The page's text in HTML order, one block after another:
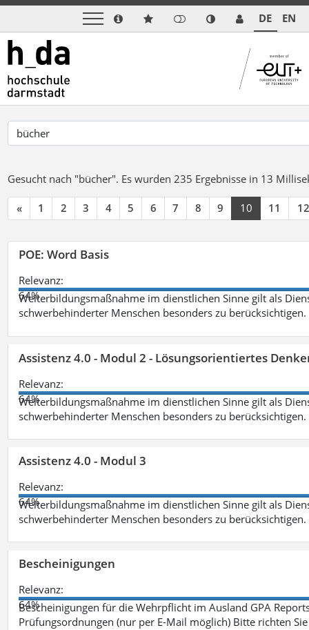
DE EN
Gesucht nach "bücher". Es wurden 235 Ergebnisse in 13
« 1 2 3 4 5 6 7 8 9 10 11 12
POE: Word Basis
Relevanz:
64%
Weiterbildungsmaßnahme im dienstlichen Sinne gilt als
schwerbehinderter Menschen besonders zu berücksichtigen.
Assistenz 4.0 - Modul 2 - Lösungsorientiertes
Relevanz:
64%
Weiterbildungsmaßnahme im dienstlichen Sinne gilt als
schwerbehinderter Menschen besonders zu berücksichtigen.
Assistenz 4.0 - Modul 3
Relevanz:
64%
Weiterbildungsmaßnahme im dienstlichen Sinne gilt als
schwerbehinderter Menschen besonders zu
Bescheinigungen
Relevanz:
64%
Bescheinigungen für die Wehrpflicht im Ausland GPA
Prüfungsordnungen (nur per E-Mail möglich) Bitte richten